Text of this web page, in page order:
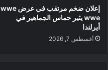
إعلان ضخم مرتقب في عرض wwe
wwe يثير حماس الجماهير في
أيرلندا
أغسطس 7, 2026